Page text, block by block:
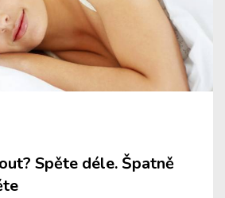
Spěte déle. Špatně